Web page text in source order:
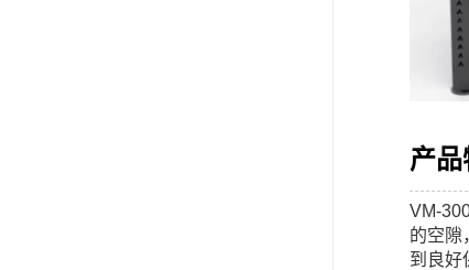
产
VM-
的空隙
到良好